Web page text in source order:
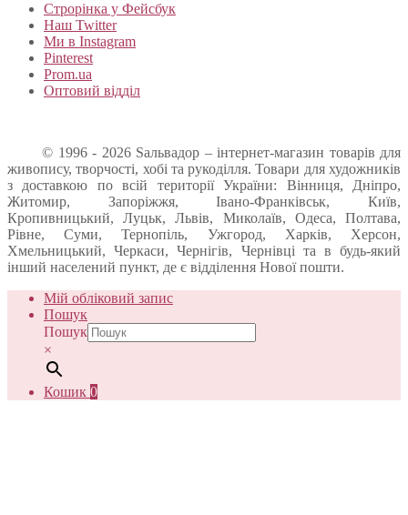
Строрінка у Фейсбук
Наш Twitter
Ми в Instagram
Pinterest
Prom.ua
Оптовий відділ
© 1996 - 2026 Sальвадор – інтернет-магазин товарів для
живопису, творчості, хобі та рукоділля. Товари для художників
з доставкою по всій території України: Вінниця, Дніпро,
Житомир, Запоріжжя, Івано-Франківськ, Київ,
Кропивницький, Луцьк, Львів, Миколаїв, Одеса, Полтава,
Рівне, Суми, Тернопіль, Ужгород, Харків, Херсон,
Хмельницький, Черкаси, Чернігів, Чернівці та в будь-який
інший населений пункт, де є відділення Нової пошти.
Мій обліковий запис
Пошук
Пошук
×
Кошик 0